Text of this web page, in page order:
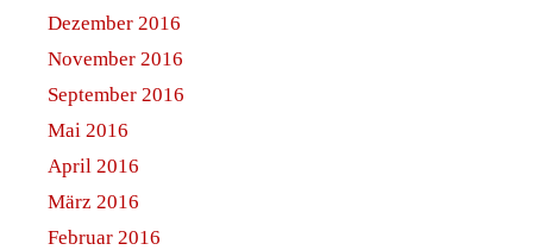
Dezember 2016
November 2016
September 2016
Mai 2016
April 2016
März 2016
Februar 2016